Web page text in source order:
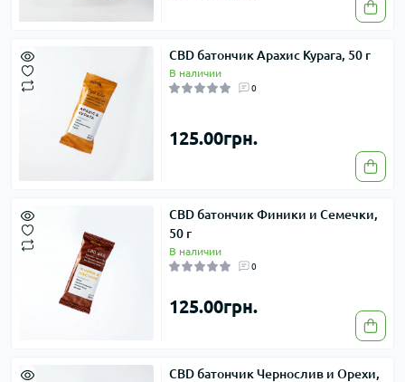
CBD батончик Арахис Курага, 50 г
В наличии
0
125.00грн.
CBD батончик Финики и Семечки,
50 г
В наличии
0
125.00грн.
CBD батончик Чернослив и Орехи,